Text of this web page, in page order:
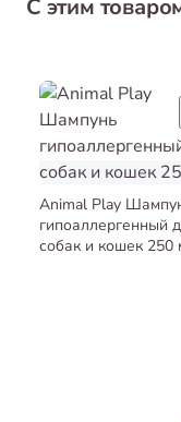
С этим
Animal Play
гипоаллергенный
собак и кошек 250